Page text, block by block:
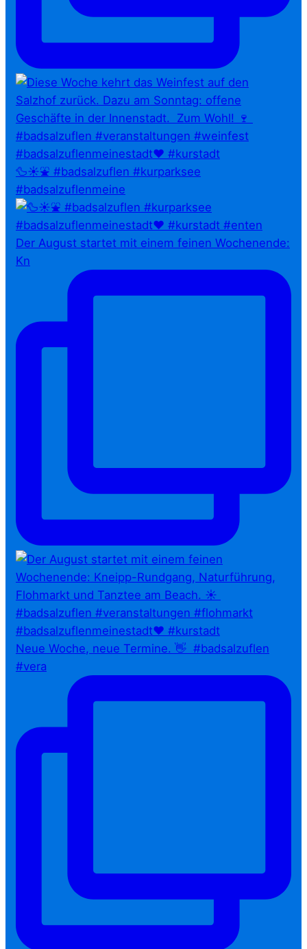
🦆☀️⛲ #badsalzuflen #kurparksee
#badsalzuflenmeine
Der August startet mit einem feinen Wochenende:
Kn
Neue Woche, neue Termine. 👋⁠ ⁠ #badsalzuflen
#vera